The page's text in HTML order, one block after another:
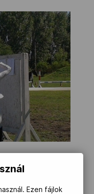
Mihály,
Ezen fájlok